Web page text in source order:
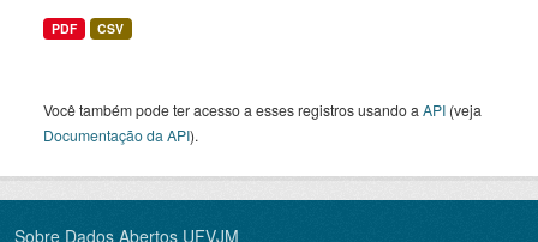
PDF CSV
Você também pode ter acesso a esses registros usando a API (veja
Documentação da API).
Sobre Dados Abertos UFVJM